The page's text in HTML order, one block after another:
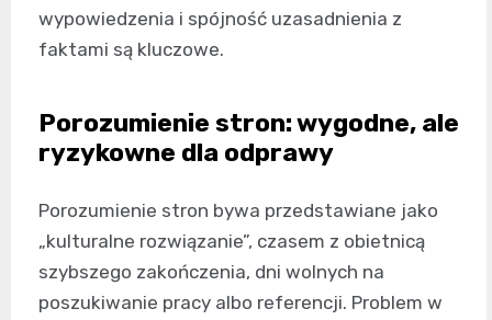
wypowiedzenia i spójność uzasadnienia z
faktami są kluczowe.
Porozumienie stron: wygodne, ale
ryzykowne dla odprawy
Porozumienie stron bywa przedstawiane jako
„kulturalne rozwiązanie”, czasem z obietnicą
szybszego zakończenia, dni wolnych na
poszukiwanie pracy albo referencji. Problem w